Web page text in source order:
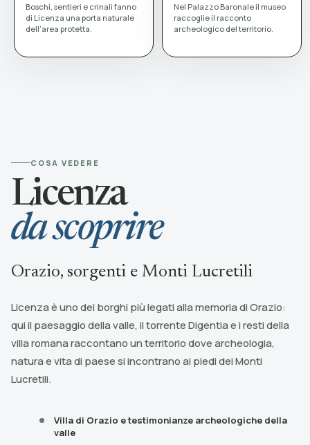
Boschi, sentieri e crinali fanno
di Licenza una porta naturale
dell’area protetta.
Nel Palazzo Baronale il museo
raccoglie il racconto
archeologico del territorio.
COSA VEDERE
Licenza
da scoprire
Orazio, sorgenti e Monti Lucretili
Licenza è uno dei borghi più legati alla memoria di Orazio:
qui il paesaggio della valle, il torrente Digentia e i resti della
villa romana raccontano un territorio dove archeologia,
natura e vita di paese si incontrano ai piedi dei Monti
Lucretili.
Villa di Orazio e testimonianze archeologiche della
valle